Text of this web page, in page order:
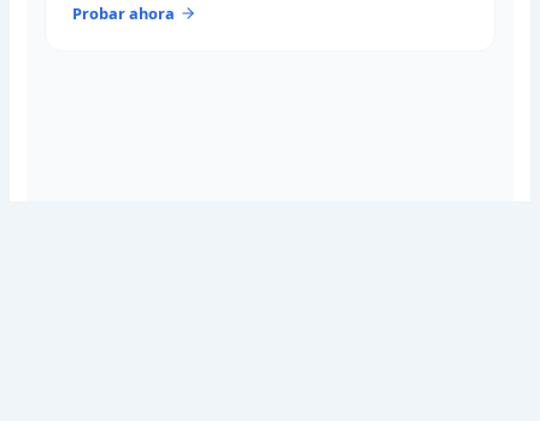
Probar ahora